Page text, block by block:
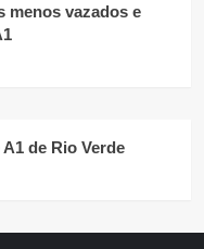
menos vazados e
de Rio Verde